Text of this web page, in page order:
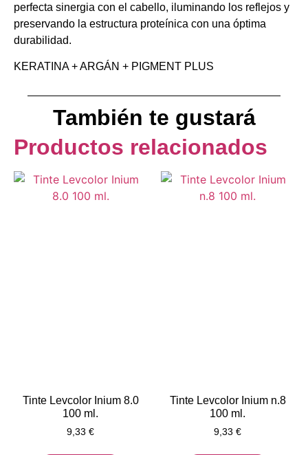
perfecta sinergia con el cabello, iluminando los reflejos y
preservando la estructura proteínica con una óptima
durabilidad.
KERATINA + ARGÁN + PIGMENT PLUS
También te gustará
Productos relacionados
Tinte Levcolor Inium 8.0
100 ml.
9,33 €
Tinte Levcolor Inium n.8
100 ml.
9,33 €